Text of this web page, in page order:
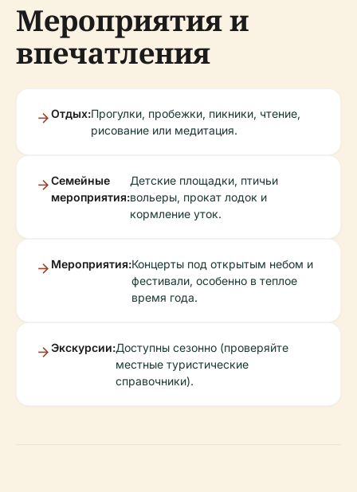
Мероприятия и
впечатления
Отдых:Прогулки, пробежки, пикники, чтение,
рисование или медитация.
Семейные
мероприятия:
Детские площадки, птичьи
вольеры, прокат лодок и
кормление уток.
Мероприятия:Концерты под открытым небом и
фестивали, особенно в теплое
время года.
Экскурсии:Доступны сезонно (проверяйте
местные туристические
справочники).